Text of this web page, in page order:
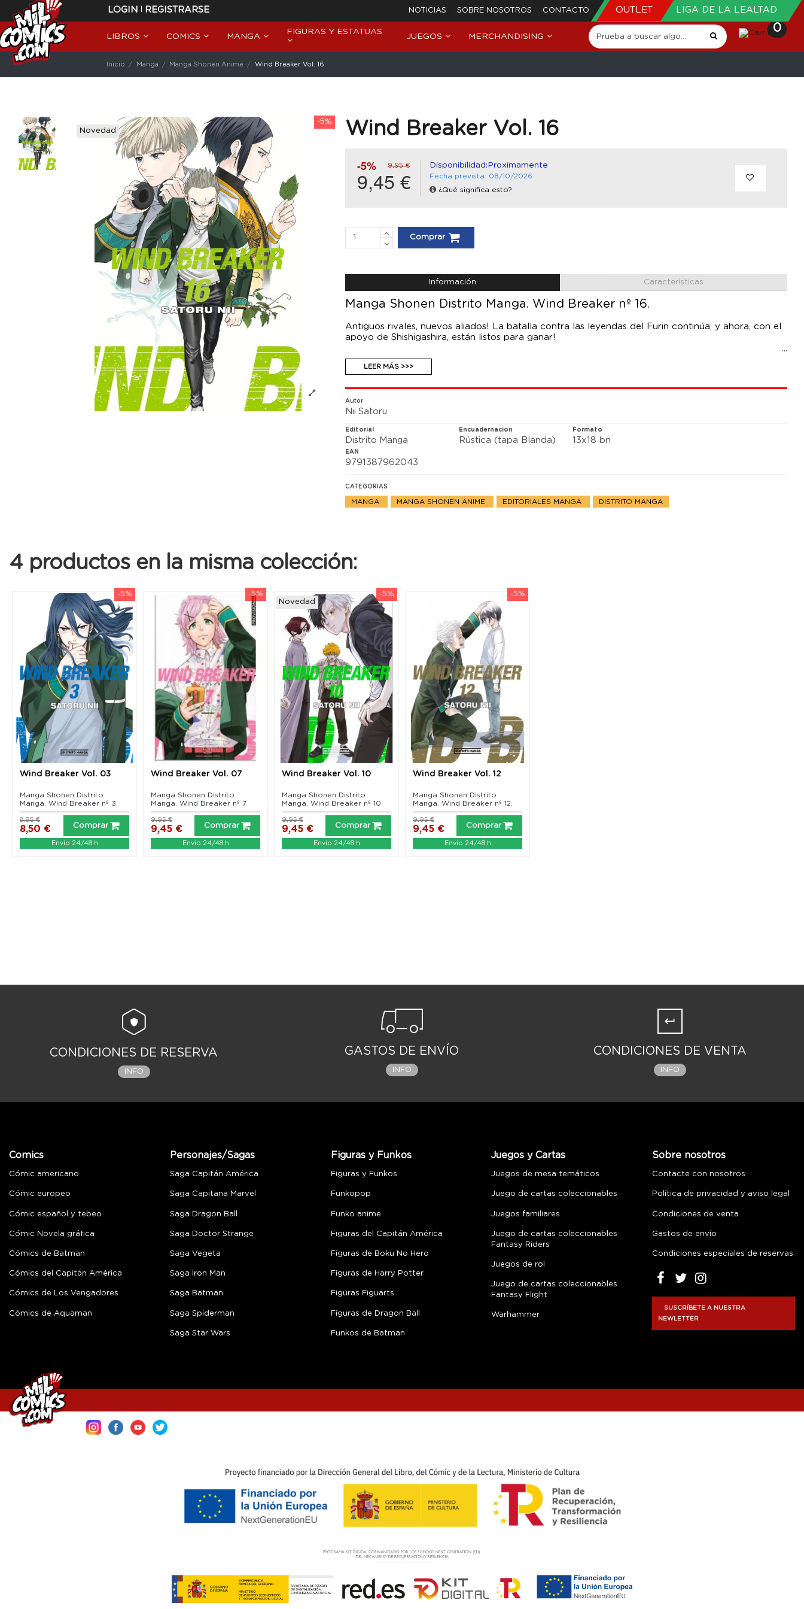
LOGIN | REGISTRARSE NOTICIAS SOBRE NOSOTROS CONTACTO OUTLET LIGA DE LA LEALTAD
LIBROS COMICS MANGA
FIGURAS Y ESTATUAS
JUEGOS MERCHANDISING
0
Inicio Manga Manga Shonen Anime Wind Breaker Vol. 16
-5%
Novedad
Wind Breaker Vol. 16
-5% 9,95 €
9,45 €
Disponibilidad:Proximamente
Fecha prevista: 08/10/2026
¿Qué significa esto?
Comprar
Información Características
Manga Shonen Distrito Manga. Wind Breaker nº 16.
Antiguos rivales, nuevos aliados! La batalla contra las leyendas del Furin continúa, y ahora, con el
apoyo de Shishigashira, están listos para ganar!
LEER MÁS >>>
Autor
Nii Satoru
Editorial
Distrito Manga
Encuadernacion
Rústica (tapa Blanda)
Formato
13x18 bn
EAN
9791387962043
CATEGORIAS
MANGA MANGA SHONEN ANIME EDITORIALES MANGA DISTRITO MANGA
4 productos en la misma colección:
-5%
Wind Breaker Vol. 03
Manga Shonen Distrito
Manga. Wind Breaker nº 3.
8,50 €
8,95 €
Comprar
Envío 24/48 h
-5%
Wind Breaker Vol. 07
Manga Shonen Distrito
Manga. Wind Breaker nº 7
9,45 €
9,95 €
Comprar
Envío 24/48 h
-5%
Novedad
Wind Breaker Vol. 10
Manga Shonen Distrito
Manga. Wind Breaker nº 10
9,45 €
9,95 €
Comprar
Envío 24/48 h
-5%
Wind Breaker Vol. 12
Manga Shonen Distrito
Manga. Wind Breaker nº 12.
9,45 €
9,95 €
Comprar
Envío 24/48 h
CONDICIONES DE RESERVA
INFO
GASTOS DE ENVÍO
INFO
CONDICIONES DE VENTA
INFO
Comics
Cómic americano
Cómic europeo
Cómic español y tebeo
Cómic Novela gráfica
Cómics de Batman
Cómics del Capitán América
Cómics de Los Vengadores
Cómics de Aquaman
Personajes/Sagas
Saga Capitán América
Saga Capitana Marvel
Saga Dragon Ball
Saga Doctor Strange
Saga Vegeta
Saga Iron Man
Saga Batman
Saga Spiderman
Saga Star Wars
Figuras y Funkos
Figuras y Funkos
Funkopop
Funko anime
Figuras del Capitán América
Figuras de Boku No Hero
Figuras de Harry Potter
Figuras Figuarts
Figuras de Dragon Ball
Funkos de Batman
Juegos y Cartas
Juegos de mesa temáticos
Juego de cartas coleccionables
Juegos familiares
Juego de cartas coleccionables
Fantasy Riders
Juegos de rol
Juego de cartas coleccionables
Fantasy Flight
Warhammer
Sobre nosotros
Contacte con nosotros
Política de privacidad y aviso legal
Condiciones de venta
Gastos de envío
Condiciones especiales de reservas
SUSCRÍBETE A NUESTRA
NEWLETTER